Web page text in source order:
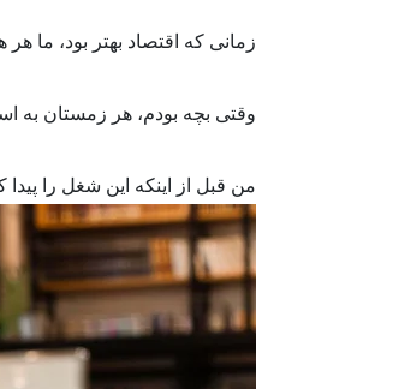
زمانی که اقتصاد بهتر بود، ما
وقتی بچه بودم، هر زمستان به
من قبل از اینکه این شغل را